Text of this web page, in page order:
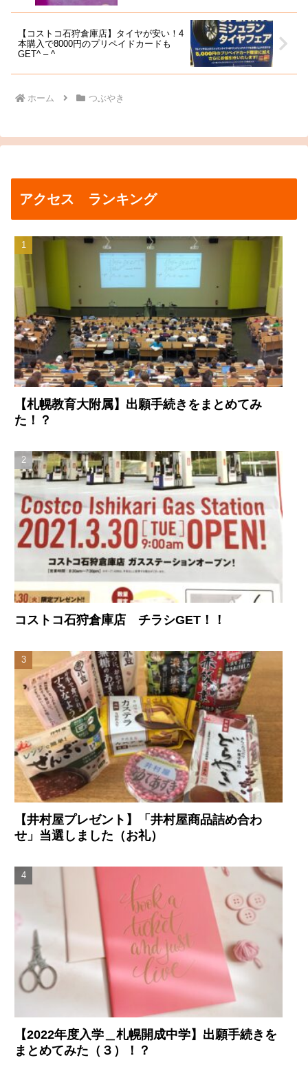
【コストコ石狩倉庫店】タイヤが安い！4
本購入で8000円のプリペイドカードも
GET^ – ^
ホーム つぶやき
アクセス ランキング
【札幌教育大附属】出願手続きをまとめてみ
た！？
コストコ石狩倉庫店 チラシGET！！
【井村屋プレゼント】「井村屋商品詰め合わ
せ」当選しました（お礼）
【2022年度入学＿札幌開成中学】出願手続きを
まとめてみた（３）！？